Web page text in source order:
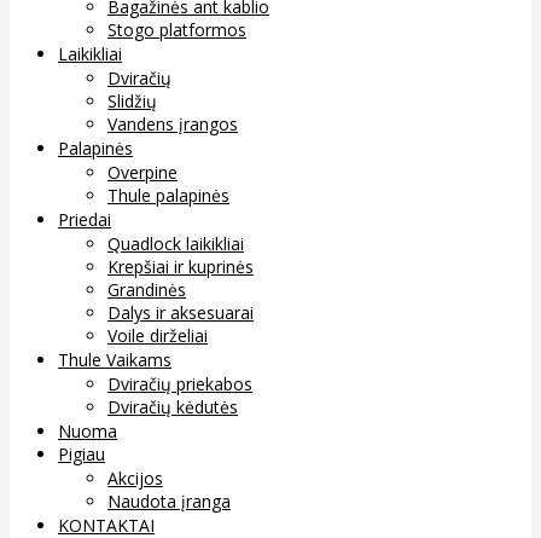
Bagažinės ant kablio
Stogo platformos
Laikikliai
Dviračių
Slidžių
Vandens įrangos
Palapinės
Overpine
Thule palapinės
Priedai
Quadlock laikikliai
Krepšiai ir kuprinės
Grandinės
Dalys ir aksesuarai
Voile dirželiai
Thule Vaikams
Dviračių priekabos
Dviračių kėdutės
Nuoma
Pigiau
Akcijos
Naudota įranga
KONTAKTAI